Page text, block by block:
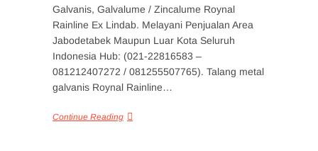
Galvanis, Galvalume / Zincalume Roynal
Rainline Ex Lindab. Melayani Penjualan Area
Jabodetabek Maupun Luar Kota Seluruh
Indonesia Hub: (021-22816583 –
081212407272 / 081255507765). Talang metal
galvanis Roynal Rainline…
Continue Reading